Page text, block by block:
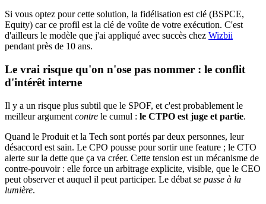
Si vous optez pour cette solution, la fidélisation est clé (BSPCE,
Equity) car ce profil est la clé de voûte de votre exécution. C'est
d'ailleurs le modèle que j'ai appliqué avec succès chez Wizbii
pendant près de 10 ans.
Le vrai risque qu'on n'ose pas nommer : le conflit
d'intérêt interne
Il y a un risque plus subtil que le SPOF, et c'est probablement le
meilleur argument contre le cumul : le CTPO est juge et partie.
Quand le Produit et la Tech sont portés par deux personnes, leur
désaccord est sain. Le CPO pousse pour sortir une feature ; le CTO
alerte sur la dette que ça va créer. Cette tension est un mécanisme de
contre-pouvoir : elle force un arbitrage explicite, visible, que le CEO
peut observer et auquel il peut participer. Le débat se passe à la
lumière.